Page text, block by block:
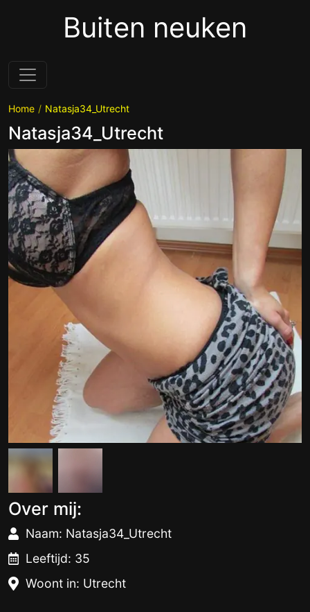
Buiten neuken
Home Natasja34_Utrecht
Natasja34_Utrecht
Over mij:
Naam: Natasja34_Utrecht
Leeftijd: 35
Woont in: Utrecht